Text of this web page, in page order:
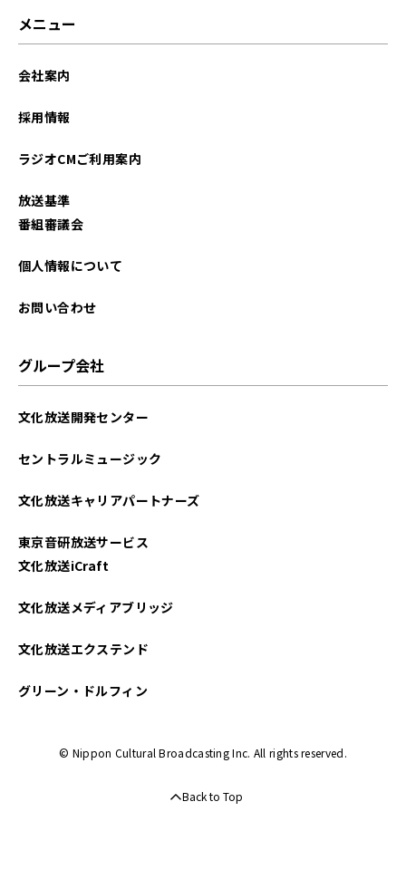
2025年02月
2024年11月
2024年06月
2024年05月
2024年04月
メニュー
会社案内
採用情報
ラジオCMご利用案内
放送基準
番組審議会
個人情報について
お問い合わせ
グループ会社
文化放送開発センター
セントラルミュージック
文化放送キャリアパートナーズ
東京音研放送サービス
文化放送iCraft
文化放送メディアブリッジ
文化放送エクステンド
グリーン・ドルフィン
© Nippon Cultural Broadcasting Inc. All rights reserved.
Back to Top